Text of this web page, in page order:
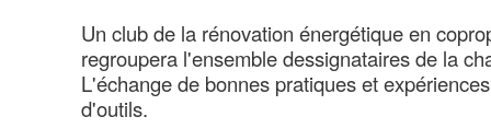
Un club de la rénovation énergétique en
regroupera l'ensemble dessignataires de la
L'échange de bonnes pratiques et
d'outils.